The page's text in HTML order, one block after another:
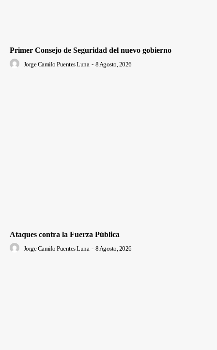
Primer Consejo de Seguridad del nuevo gobierno
Jorge Camilo Puentes Luna - 8 Agosto, 2026
Ataques contra la Fuerza Pública
Jorge Camilo Puentes Luna - 8 Agosto, 2026